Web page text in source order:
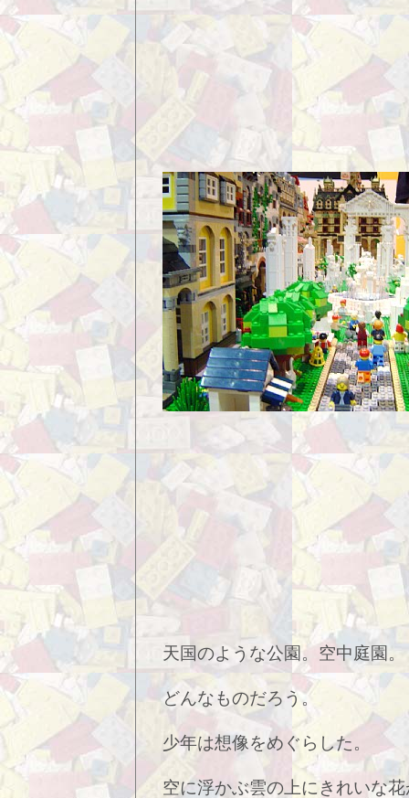
天国のような公園。空中庭園。
どんなものだろう。
少年は想像をめぐらした。
空に浮かぶ雲の上にきれいな